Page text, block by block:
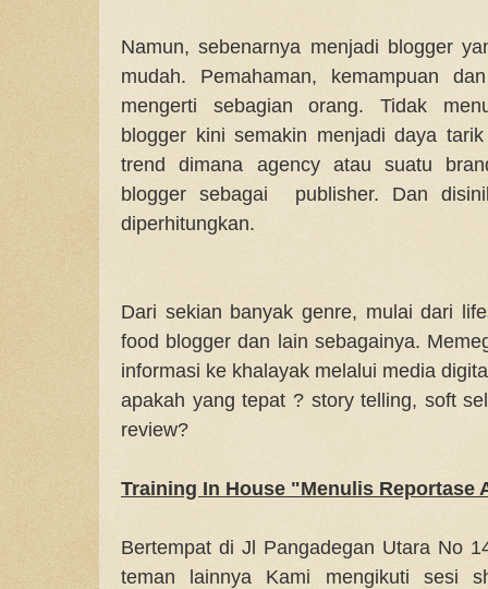
Namun, sebenarnya menjadi blogger
mudah. Pemahaman, kemampuan
mengerti sebagian orang. Tidak
blogger kini semakin menjadi daya
trend dimana agency atau suatu
blogger sebagai publisher. Dan
diperhitungkan.
Dari sekian banyak genre, mulai dari
food blogger dan lain sebagainya.
informasi ke khalayak melalui media
apakah yang tepat ? story telling, soft
review?
Training In House "Menulis Reportase
Bertempat di Jl Pangadegan Utara No
teman lainnya Kami mengikuti sesi